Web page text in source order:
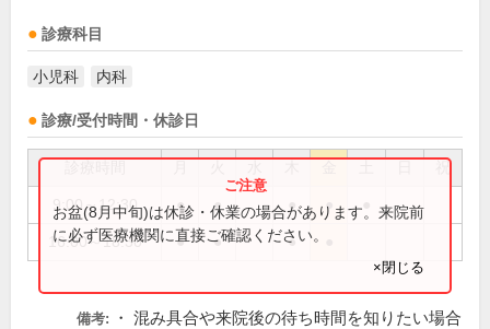
診療科目
小児科 内科
診療/受付時間・休診日
祝
9:00～12:30 ● ● ● ●
16:00～18:30 ● ● ●
お盆(8月中旬)は休診・休業の場合があります。来院前
に必ず医療機関に直接ご確認ください。
×閉じる
備考:
・ 混み具合や来院後の待ち時間を知りたい場合